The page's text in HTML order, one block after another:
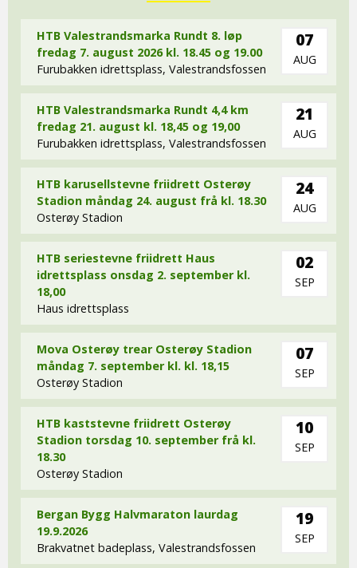
HTB Valestrandsmarka Rundt 8. løp
fredag 7. august 2026 kl. 18.45 og 19.00
Furubakken idrettsplass, Valestrandsfossen
07
AUG
HTB Valestrandsmarka Rundt 4,4 km
fredag 21. august kl. 18,45 og 19,00
Furubakken idrettsplass, Valestrandsfossen
21
AUG
HTB karusellstevne friidrett Osterøy
Stadion måndag 24. august frå kl. 18.30
Osterøy Stadion
24
AUG
HTB seriestevne friidrett Haus
idrettsplass onsdag 2. september kl.
18,00
Haus idrettsplass
02
SEP
Mova Osterøy trear Osterøy Stadion
måndag 7. september kl. kl. 18,15
Osterøy Stadion
07
SEP
HTB kaststevne friidrett Osterøy
Stadion torsdag 10. september frå kl.
18.30
Osterøy Stadion
10
SEP
Bergan Bygg Halvmaraton laurdag
19.9.2026
Brakvatnet badeplass, Valestrandsfossen
19
SEP